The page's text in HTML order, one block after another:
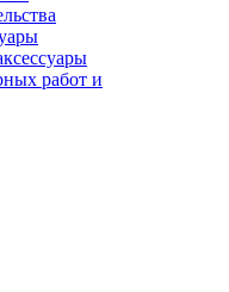
работ и